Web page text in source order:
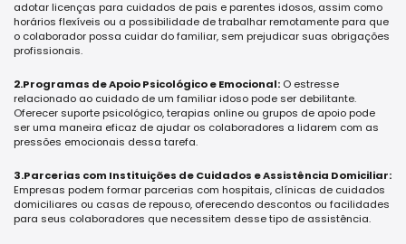
adotar licenças para cuidados de pais e parentes idosos, assim como
horários flexíveis ou a possibilidade de trabalhar remotamente para que
o colaborador possa cuidar do familiar, sem prejudicar suas obrigações
profissionais.
2.Programas de Apoio Psicológico e Emocional: O estresse
relacionado ao cuidado de um familiar idoso pode ser debilitante.
Oferecer suporte psicológico, terapias online ou grupos de apoio pode
ser uma maneira eficaz de ajudar os colaboradores a lidarem com as
pressões emocionais dessa tarefa.
3.Parcerias com Instituições de Cuidados e Assistência Domiciliar:
Empresas podem formar parcerias com hospitais, clínicas de cuidados
domiciliares ou casas de repouso, oferecendo descontos ou facilidades
para seus colaboradores que necessitem desse tipo de assistência.